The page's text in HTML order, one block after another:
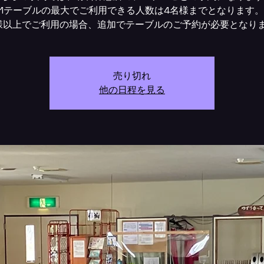
1テーブルの最大でご利用できる人数は4名様までとなります。
上でご利用の場合、追加でテーブルのご予約が必要となり
売り切れ
他の日程を見る